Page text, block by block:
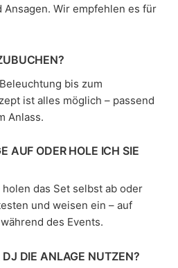
Ansagen. Wir empfehlen es für
bis zum
ist alles möglich – passend
Anlass.
AUF ODER HOLE ICH SIE
das Set selbst ab oder
und weisen ein – auf
des Events.
DIE ANLAGE NUTZEN?